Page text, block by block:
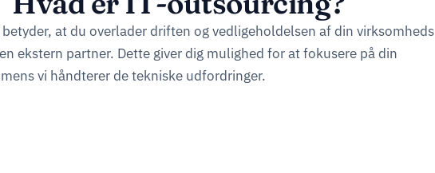
at du overlader driften og vedligeholdelsen af din virksomheds
ekstern partner. Dette giver dig mulighed for at fokusere på din
vi håndterer de tekniske udfordringer.